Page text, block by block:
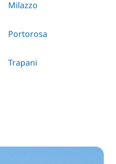
Milazzo
Portorosa
Trapani